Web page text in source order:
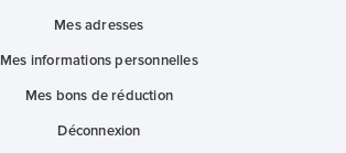
Mes adresses
Mes informations personnelles
Mes bons de réduction
Déconnexion